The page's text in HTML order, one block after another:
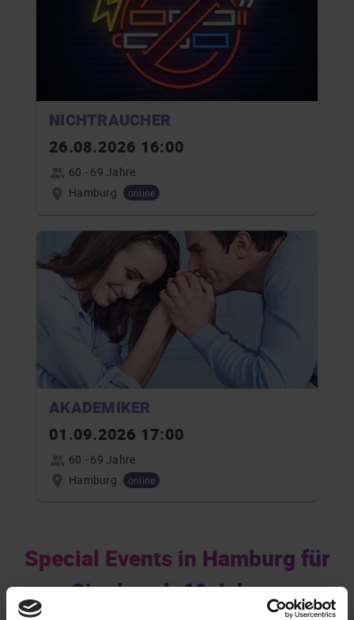
NICHTRAUCHER
26.08.2026 16:00
60 - 69 Jahre
Hamburg
online
AKADEMIKER
01.09.2026 17:00
60 - 69 Jahre
Hamburg
online
Special Events in Hamburg für
Singles ab 60 Jahren